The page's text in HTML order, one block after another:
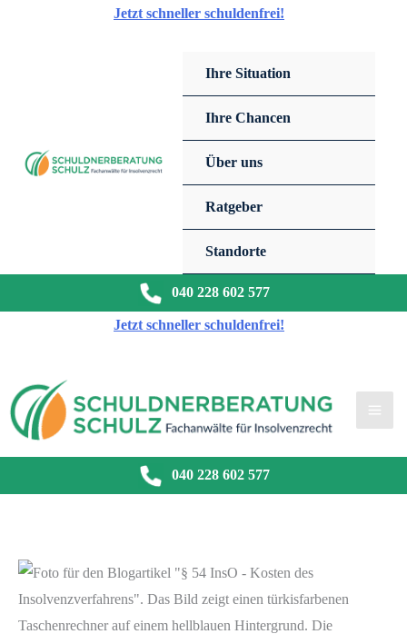
Jetzt schneller schuldenfrei!
Ihre Situation
Ihre Chancen
Über uns
Ratgeber
Standorte
040 228 602 577
Jetzt schneller schuldenfrei!
040 228 602 577